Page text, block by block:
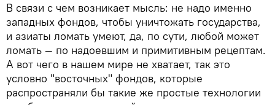
В связи с чем возникает мысль: не надо именно
западных фондов, чтобы уничтожать государства,
и азиаты ломать умеют, да, по сути, любой может
ломать — по надоевшим и примитивным рецептам.
А вот чего в нашем мире не хватает, так это
условно "восточных" фондов, которые
распространяли бы такие же простые технологии